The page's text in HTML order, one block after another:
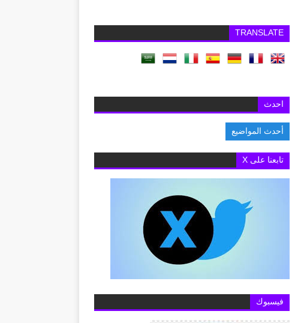
TRANSLATE
احدث
أحدث المواضيع
تابعنا على X
فيسبوك